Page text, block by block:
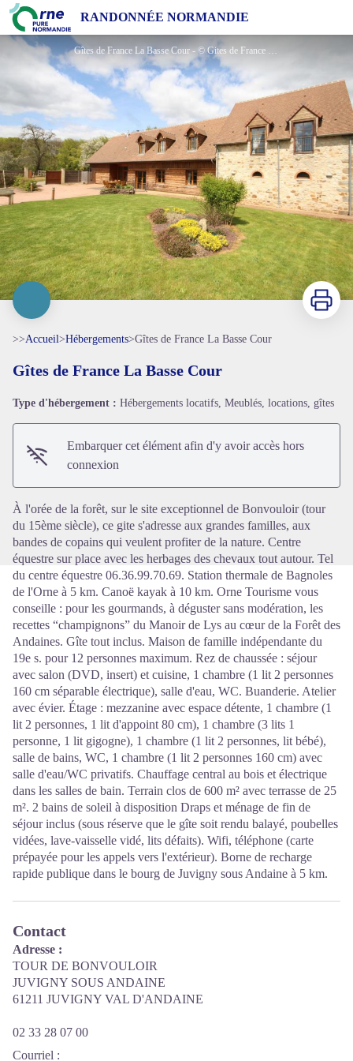
RANDONNÉE NORMANDIE
Gîtes de France La Basse Cour
Gîtes de France La Basse Cour - © Gites de France Orne
Voir l'image en plein écran
Imprimer
>>Accueil>Hébergements>Gîtes de France La Basse Cour
Gîtes de France La Basse Cour
Type d'hébergement : Hébergements locatifs, Meublés, locations, gîtes
Embarquer cet élément afin d'y avoir accès hors
connexion
À l'orée de la forêt, sur le site exceptionnel de Bonvouloir (tour
du 15ème siècle), ce gite s'adresse aux grandes familles, aux
bandes de copains qui veulent profiter de la nature. Centre
équestre sur place avec les herbages des chevaux tout autour. Tel
du centre équestre 06.36.99.70.69. Station thermale de Bagnoles
de l'Orne à 5 km. Canoë kayak à 10 km. Orne Tourisme vous
conseille : pour les gourmands, à déguster sans modération, les
recettes “champignons” du Manoir de Lys au cœur de la Forêt des
Andaines. Gîte tout inclus. Maison de famille indépendante du
19e s. pour 12 personnes maximum. Rez de chaussée : séjour
avec salon (DVD, insert) et cuisine, 1 chambre (1 lit 2 personnes
160 cm séparable électrique), salle d'eau, WC. Buanderie. Atelier
avec évier. Étage : mezzanine avec espace détente, 1 chambre (1
lit 2 personnes, 1 lit d'appoint 80 cm), 1 chambre (3 lits 1
personne, 1 lit gigogne), 1 chambre (1 lit 2 personnes, lit bébé),
salle de bains, WC, 1 chambre (1 lit 2 personnes 160 cm) avec
salle d'eau/WC privatifs. Chauffage central au bois et électrique
dans les salles de bain. Terrain clos de 600 m² avec terrasse de 25
m². 2 bains de soleil à disposition Draps et ménage de fin de
séjour inclus (sous réserve que le gîte soit rendu balayé, poubelles
vidées, lave-vaisselle vidé, lits défaits). Wifi, téléphone (carte
prépayée pour les appels vers l'extérieur). Borne de recharge
rapide publique dans le bourg de Juvigny sous Andaine à 5 km.
Contact
Adresse :
TOUR DE BONVOULOIR
JUVIGNY SOUS ANDAINE
61211 JUVIGNY VAL D'ANDAINE
02 33 28 07 00
Courriel :